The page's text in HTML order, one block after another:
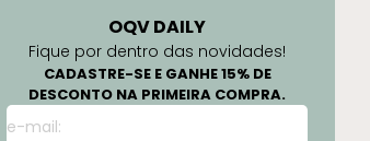
OQV DAILY
Fique por dentro das novidades!
CADASTRE-SE E GANHE 15% DE
DESCONTO NA PRIMEIRA COMPRA.